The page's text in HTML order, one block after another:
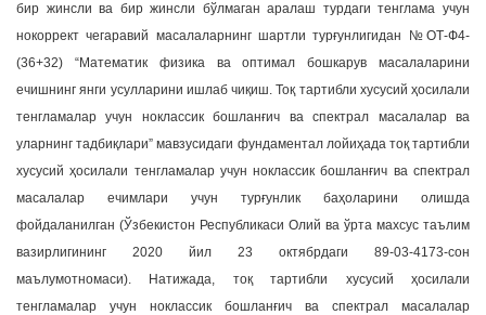
бир жинсли ва бир жинсли бўлмаган аралаш турдаги тенглама учун
нокоррект чегаравий масалаларнинг шартли турғунлигидан №ОТ-Ф4-
(36+32) “Математик физика ва оптимал бошкарув масалаларини
ечишнинг янги усулларини ишлаб чиқиш. Тоқ тартибли хусусий ҳосилали
тенгламалар учун ноклассик бошланғич ва спектрал масалалар ва
уларнинг тадбиқлари” мавзусидаги фундаментал лойиҳада тоқ тартибли
хусусий ҳосилали тенгламалар учун ноклассик бошланғич ва спектрал
масалалар ечимлари учун турғунлик баҳоларини олишда
фойдаланилган (Ўзбекистон Республикаси Олий ва ўрта махсус таълим
вазирлигининг 2020 йил 23 октябрдаги 89-03-4173-сон
маълумотномаси). Натижада, тоқ тартибли хусусий ҳосилали
тенгламалар учун ноклассик бошланғич ва спектрал масалалар